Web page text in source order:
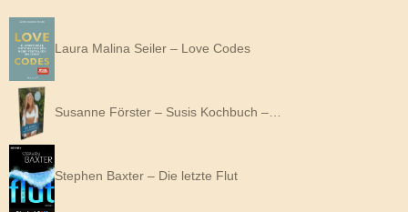
Laura Malina Seiler – Love Codes
Susanne Förster – Susis Kochbuch –…
Stephen Baxter – Die letzte Flut